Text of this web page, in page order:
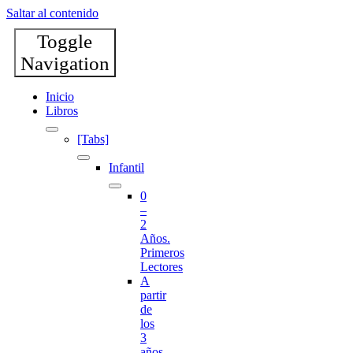
Saltar al contenido
Toggle
Navigation
Inicio
Libros
[Tabs]
Infantil
0
–
2
Años.
Primeros
Lectores
A
partir
de
los
3